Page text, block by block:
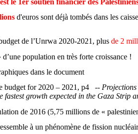
d'euros sont déjà tombés dans les
de l’Unrwa 2020-2021, plus de 2
population en très forte croissance !
dans le document
budget for 2020 – 2021, p4
-- Projections
fastest growth expected in the Gaza Strip
de 2016 (5,75 millions de «
à un phénomène de fission